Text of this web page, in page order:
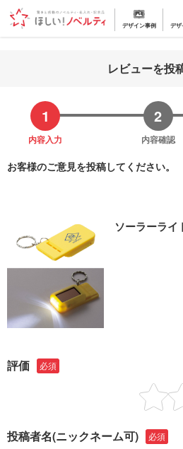
デザイン事例 デザ
レビューを投
内容入力 内容確認
お客様のご意見を投稿してください。
ソーラーライ
評価 必須
投稿者名(ニックネーム可) 必須